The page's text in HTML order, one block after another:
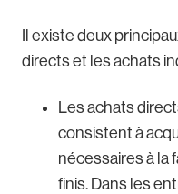
Il existe deux
directs et les achats
Les achats
consistent à
nécessaires à la
finis. Dans les